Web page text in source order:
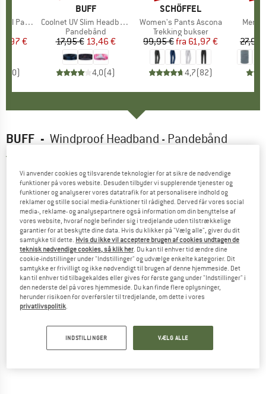
Parks
pris
€
0)
MÆRKE
BUFF
Artikel
Coolnet UV Slim Headband
Produktgruppe
Pandebånd
Pris
17,95 € Nedsat pris
13,46 €
4,0(4)
MÆRKE
SCHÖFFEL
Artikel
Women's Pants Ascona
Produktgruppe
Trekking bukser
Pris
99,95 € Nedsat pris
fra 61,97 €
4,7(82)
Artikel
27,95
BUFF - Windproof Headband - Pandebånd
Vi anvender cookies og tilsvarende teknologier for at sikre de nødvendige
funktioner på vores website. Desuden tilbyder vi supplerende tjenester og
funktioner og analyserer vores datatrafik for at personalisere indhold og
reklamer og stille social media-funktioner til rådighed. Derved får vores social
media-, reklame- og analysepartnere også information om din benyttelse af
vores website, hvoraf nogle befinder sig i tredjelande uden tilstrækkelige
garantier for at beskytte dine data. Hvis du klikker på "Vælg alle", giver du dit
samtykke til dette. Hvis du ikke vil acceptere brugen af cookies undtagen de
teknisk nødvendige cookies, så klik her. Du kan til enhver tid ændre dine
cookie-indstillinger under "Indstillinger" og udvælge enkelte kategorier. Dit
samtykke er frivilligt og ikke nødvendigt til brugen af denne hjemmeside. Det
kan til enhver tid tilbagekaldes eller gives for første gang under "Indstillinger" i
den nederste del på vores hjemmeside. Du kan finde flere oplysninger,
herunder risikoen for overførsler til tredjelande, om dette i vores
privatlivspolitik.
INDSTILLINGER VÆLG ALLE